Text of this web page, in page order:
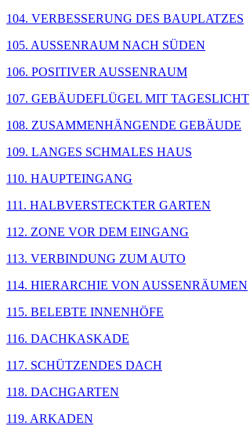
104. VERBESSERUNG DES BAUPLATZES
105. AUSSENRAUM NACH SÜDEN
106. POSITIVER AUSSENRAUM
107. GEBÄUDEFLÜGEL MIT TAGESLICHT
108. ZUSAMMENHÄNGENDE GEBÄUDE
109. LANGES SCHMALES HAUS
110. HAUPTEINGANG
111. HALBVERSTECKTER GARTEN
112. ZONE VOR DEM EINGANG
113. VERBINDUNG ZUM AUTO
114. HIERARCHIE VON AUSSENRÄUMEN
115. BELEBTE INNENHÖFE
116. DACHKASKADE
117. SCHÜTZENDES DACH
118. DACHGARTEN
119. ARKADEN